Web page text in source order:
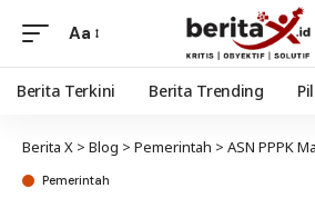
Aa
Berita Terkini Berita Trending
Berita X > Blog > Pemerintah > ASN PPPK Masih Bermasalah, Partai
Pemerintah